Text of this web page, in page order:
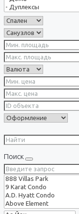
Поиск